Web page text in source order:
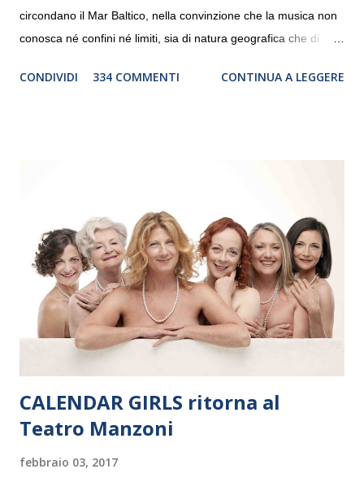
circondano il Mar Baltico, nella convinzione che la musica non
conosca né confini né limiti, sia di natura geografica che di
debutterà il 10 settembre a Heiden, in Germania, e toccherà, in
“Settembre dell’Accademia” dove si esibirà per il secondo anno
consecutivo. Il pubblico milanese avrà il piacere di applaudire i
giovani artisti della Baltic Sea Youth Philharmonic per la quarta
volta. L’orchestra, fondata nel 2008 da Kristjan Järvi (affiancato
da un prestigioso consiglio di consulent...
CONDIVIDI 334 COMMENTI CONTINUA A LEGGERE
CALENDAR GIRLS ritorna al
Teatro Manzoni
febbraio 03, 2017